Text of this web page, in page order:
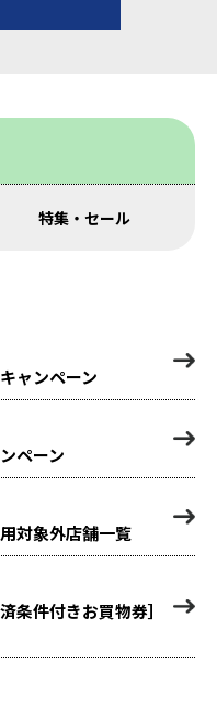
特集・セール
ャンペーン
ペーン
対象外店舗一覧
条件付きお買物券］